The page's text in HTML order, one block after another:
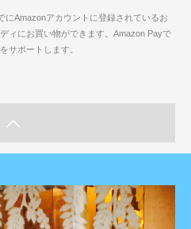
にAmazonアカウントに登録されているお
ィにお買い物ができます。Amazon Payで
サポートします。